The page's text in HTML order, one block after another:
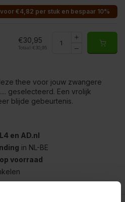
€4,82 per stuk en bespaar 10%
€30,95
Totaal: €30,95
thee voor jouw zwangere
geselecteerd. Een vrolijk
blijde gebeurtenis.
en AD.nl
in NL-BE
voorraad